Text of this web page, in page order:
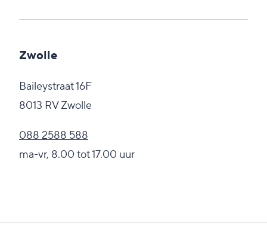
Zwolle
Baileystraat 16F
8013 RV Zwolle
088 2588 588
ma-vr, 8.00 tot 17.00 uur